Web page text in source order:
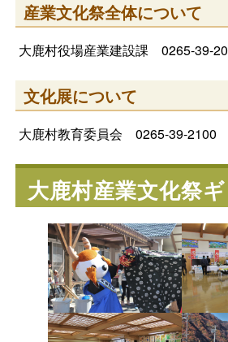
産業文化祭全体について
大鹿村役場産業建設課 0265-39-
文化展について
大鹿村教育委員会 0265-39-2100
大鹿村産業文化祭